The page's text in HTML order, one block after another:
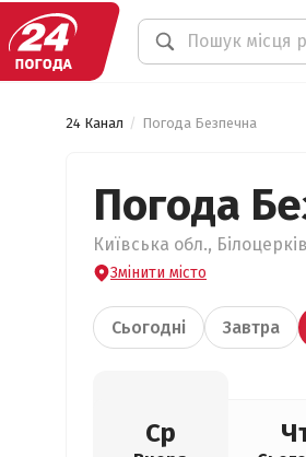
24 Канал Погода Безпечна
Погода
Київська обл.,
Змінити місто
Сьогодні Завтра
Ср